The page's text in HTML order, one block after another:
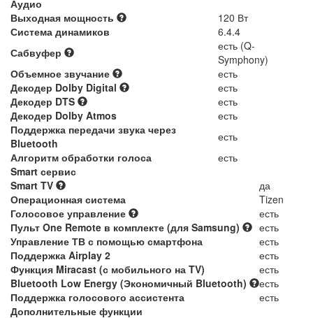
Аудио
Выходная мощность
120 Вт
Система динамиков
6.4.4
Сабвуфер
есть (Q-
Symphony)
Объемное звучание
есть
Декодер Dolby Digital
есть
Декодер DTS
есть
Декодер Dolby Atmos
есть
Поддержка передачи звука через
Bluetooth
есть
Алгоритм обработки голоса
есть
Smart сервис
Smart TV
да
Операционная система
Tizen
Голосовое управление
есть
Пульт One Remote в комплекте (для Samsung)
есть
Управление ТВ с помощью смартфона
есть
Поддержка Airplay 2
есть
Функция Miracast (с мобильного на TV)
есть
Bluetooth Low Energy (Экономичный Bluetooth)
есть
Поддержка голосового ассистента
есть
Дополнительные функции